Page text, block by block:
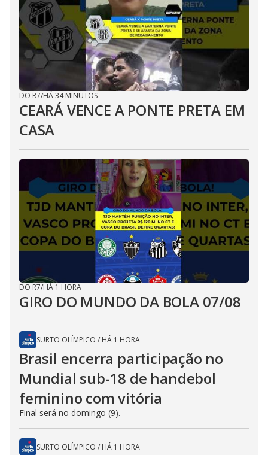
DO R7/HÁ 34 MINUTOS
CEARÁ VENCE A PONTE PRETA EM
CASA
DO R7/HÁ 1 HORA
GIRO DO MUNDO DA BOLA 07/08
SURTO OLÍMPICO / HÁ 1 HORA
Brasil encerra participação no
Mundial sub-18 de handebol
feminino com vitória
Final será no domingo (9).
SURTO OLÍMPICO / HÁ 1 HORA